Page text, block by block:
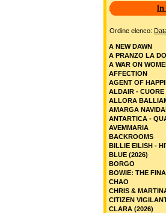
Ordine elenco:
A NEW DAWN
A PRANZO LA
A WAR ON
AFFECTION
AGENT OF
ALDAIR -
ALLORA
AMARGA
ANTARTICA -
AVEMMARIA
BACKROOMS
BILLIE EILISH -
BLUE (2026)
BORGO
BOWIE: THE
CHAO
CHRIS &
CITIZEN
CLARA (2026)